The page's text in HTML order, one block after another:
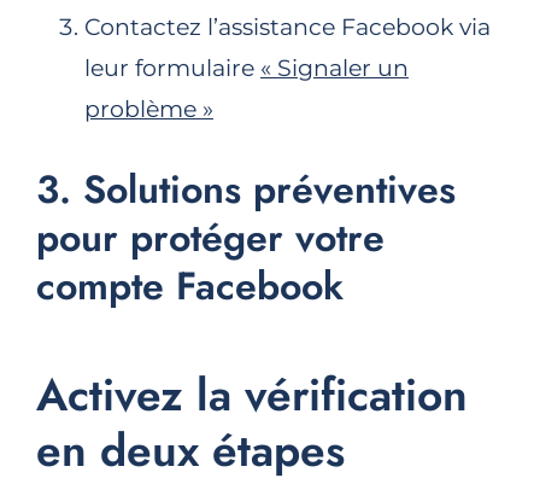
Contactez l’assistance Facebook via
leur formulaire « Signaler un
problème »
3. Solutions préventives
pour protéger votre
compte Facebook
Activez la vérification
en deux étapes